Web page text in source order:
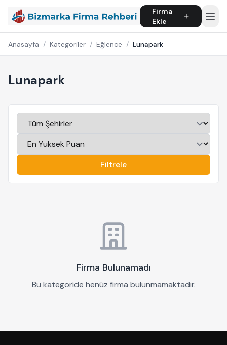
Firma
Ekle
Anasayfa / Kategoriler / Eğlence / Lunapark
Lunapark
Filtrele
Firma Bulunamadı
Bu kategoride henüz firma bulunmamaktadır.